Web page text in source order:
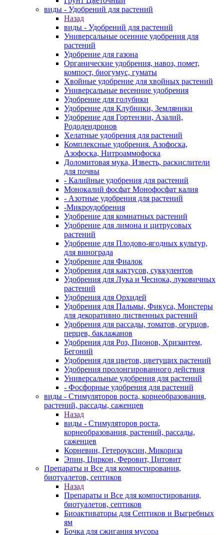
виды - Удобрений для растений
Назад
виды - Удобрений для растений
Универсальные осенние удобрения для
растений
Удобрение для газона
Органические удобрения, навоз, помет,
компост, биогумус, гуматы
Хвойные удобрение для хвойных растений
Универсальные весенние удобрения
Удобрение для голубики
Удобрение для Клубники, Земляники
Удобрение для Гортензии, Азалий,
Рододендронов
Хелатные удобрения для растений
Комплексные удобрения. Азофоска,
Азофоска, Нитроаммофоска
Доломитовая мука, Известь, раскислители
для почвы
- Калийные удобрения для растений
Монокалий фосфат Монофосфат калия
- Азотные удобрения для растений
-Микроудобрения
Удобрение для комнатных растений
Удобрение для лимона и цитрусовых
растений
Удобрение для Плодово-ягодных культур,
для винограда
Удобрение для Фиалок
Удобрения для кактусов, суккулентов
Удобрения для Лука и Чеснока, луковичных
растений
Удобрения для Орхидей
Удобрения для Пальмы, Фикуса, Монстеры
для декоративно лиственных растений
Удобрения для рассады, томатов, огурцов,
перцев, баклажанов
Удобрения для Роз, Пионов, Хризантем,
Бегоний
Удобрения для цветов, цветущих растений
Удобрения пролонгированного действия
Универсальные удобрения для растений
- Фосфорные удобрения для растений
виды - Стимуляторов роста, корнеобразования,
растений, рассады, саженцев
Назад
виды - Стимуляторов роста,
корнеобразования, растений, рассады,
саженцев
Корневин, Гетероуксин, Микориза
Эпин, Циркон, Феровит, Цитовит
Препараты и Все для компостирования,
биотуалетов, септиков
Назад
Препараты и Все для компостирования,
биотуалетов, септиков
Биоактиваторы для Септиков и Выгребных
ям
Бочка для сжигания мусора